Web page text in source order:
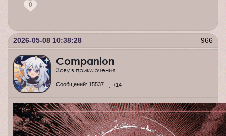
0
966
2026-05-08 10:38:28
Companion
Зову в приключения
Сообщений: 15537 +14